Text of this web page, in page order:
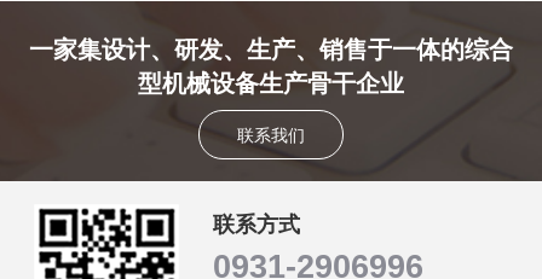
一家集设计、研发、生产、销售于一体的综合
型机械设备生产骨干企业
联系我们
联系方式
0931-2906996